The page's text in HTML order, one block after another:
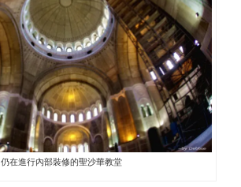
仍在進行內部裝修的聖沙華教堂